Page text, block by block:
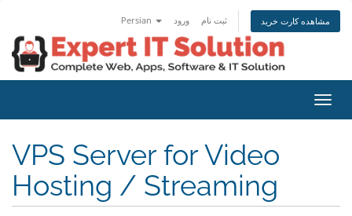
Persian ورود ثبت نام مشاهده کارت خرید
تغییر
VPS Server for Video
Hosting / Streaming